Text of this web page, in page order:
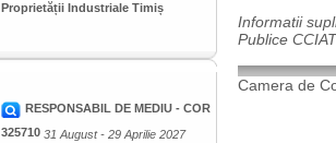
Proprietății Industriale Timiș
RESPONSABIL DE MEDIU - COR
325710 31 August - 29 Aprilie 2027
Informatii
Publice
Camera de